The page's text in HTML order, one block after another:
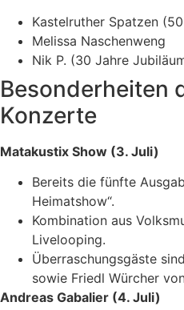
Kastelruther Spatzen
Melissa Naschenweng
Nik P. (30 Jahre
Besonderheiten
Konzerte
Matakustix Show (3. Juli)
Bereits die fünfte
Heimatshow“.
Kombination aus
Livelooping.
Überraschungsgäste
sowie Friedl Würcher
Andreas Gabalier (4. Juli)